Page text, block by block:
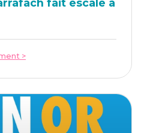
fait escale à
>